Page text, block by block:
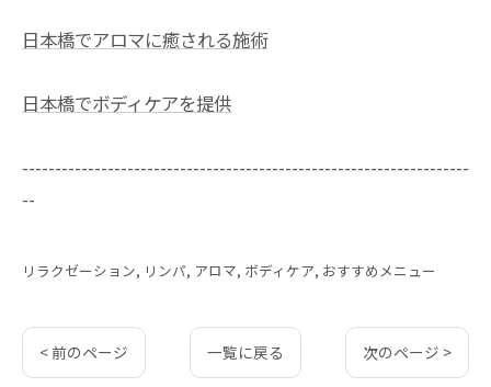
日本橋でアロマに癒される施術
日本橋でボディケアを提供
--------------------------------------------------------------------
--
リラクゼーション リンパ アロマ ボディケア おすすめメニュー
< 前のページ 一覧に戻る 次のページ >